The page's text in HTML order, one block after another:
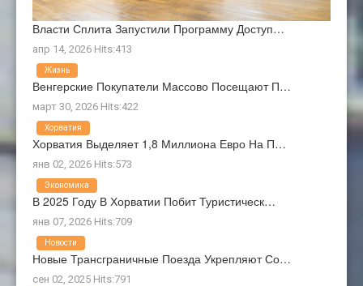
Власти Сплита Запустили Программу Доступ…
апр 14, 2026 Hits:413
Венгерские Покупатели Массово Посещают П…
март 30, 2026 Hits:422
Жизнь
Хорватия Выделяет 1,8 Миллиона Евро На П…
янв 02, 2026 Hits:573
Хорватия
В 2025 Году В Хорватии Побит Туристическ…
янв 07, 2026 Hits:709
Экономика
Новые Трансграничные Поезда Укрепляют Со…
сен 02, 2025 Hits:791
Новости